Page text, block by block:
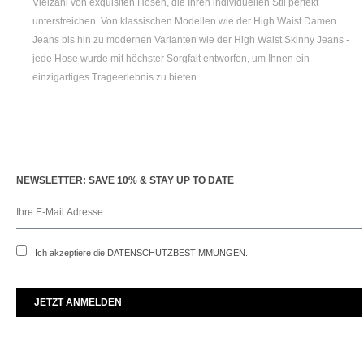
unterstreichen. Von klassischen Modellen wie der High Waist Damen
Jeans bis hin zu modernen Varianten wie der High Waist Skinny Jeans -
jede Hose wurde mit höchster Sorgfalt entworfen, um Ihnen ein
einzigartiges Trageerlebnis zu bieten.
NEWSLETTER: SAVE 10% & STAY UP TO DATE
Ich akzeptiere die DATENSCHUTZBESTIMMUNGEN